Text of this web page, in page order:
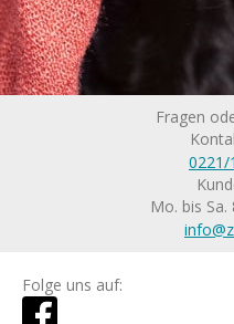
Fragen
0221/
Mo. bis
Folge uns auf: